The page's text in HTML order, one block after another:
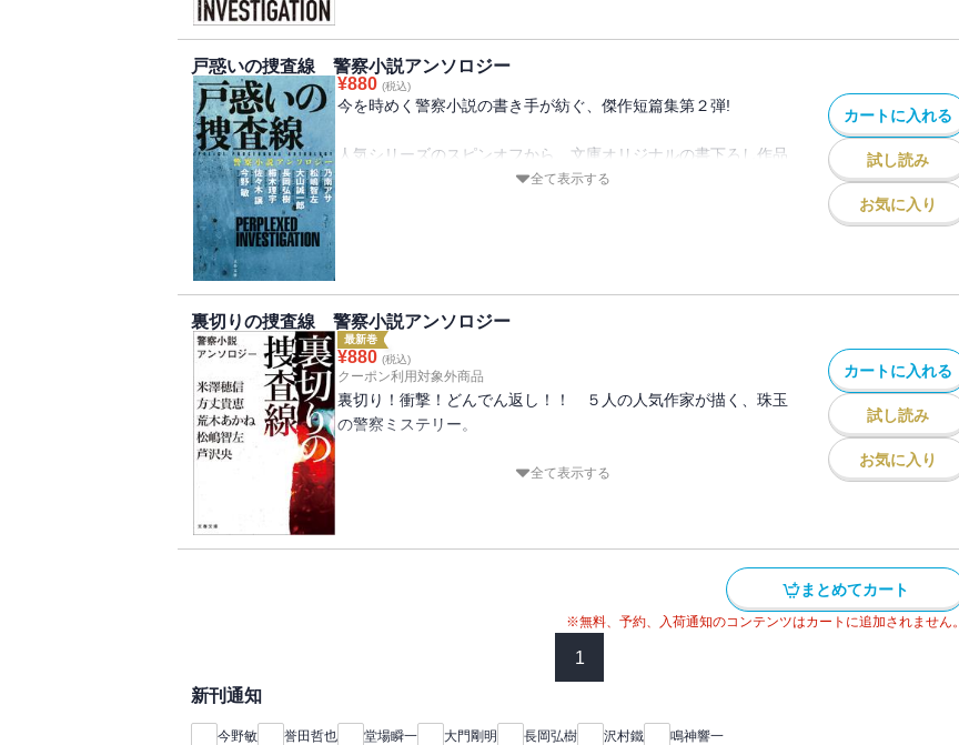
戸惑いの捜査線 警察小説アンソロジー
¥880 (税込)
今を時めく警察小説の書き手が紡ぐ、傑作短篇集第２弾!
人気シリーズのスピンオフから、文庫オリジナルの書下ろし作品
まで...。大注目の作家たちが送る豪華警察アンソロジー。
乃南アサ「青い背広で」
松嶋智左「刑事ヤギノメ」
大山誠一郎「三十年目の自首」
長岡弘樹「噛みついた沼」
全て表示する
カートに入れる
試し読み
お気に入り
裏切りの捜査線 警察小説アンソロジー
最新巻
¥880 (税込)
クーポン利用対象外商品
裏切り！衝撃！どんでん返し！！ ５人の人気作家が描く、珠玉
の警察ミステリー。
二人の刑事が酌み交わす中で明らかになる、不審者事件の真相。
中学生を尾行する不審な男・・・・・・。
個性豊かな「捜査のプロ」が挑む難事件から目が離せない！
全て表示する
カートに入れる
試し読み
お気に入り
まとめてカート
※無料、予約、入荷通知のコンテンツはカートに追加されません。
1
新刊通知
今野敏 誉田哲也 堂場瞬一 大門剛明 長岡弘樹 沢村鐵
鳴神響一